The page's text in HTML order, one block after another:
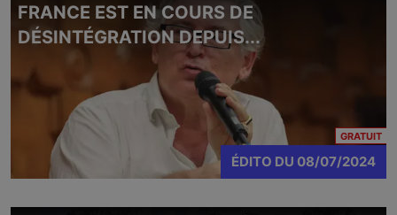
FRANCE EST EN COURS DE
DÉSINTÉGRATION DEPUIS...
GRATUIT
ÉDITO DU 08/07/2024